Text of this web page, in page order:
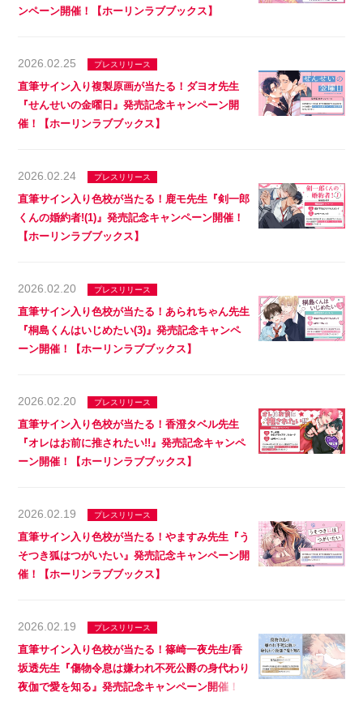
ンペーン開催！【ホーリンラブブックス】
2026.02.25 プレスリリース
直筆サイン入り複製原画が当たる！ダヨオ先生
『せんせいの金曜日』発売記念キャンペーン開
催！【ホーリンラブブックス】
2026.02.24 プレスリリース
直筆サイン入り色校が当たる！鹿モ先生『剣一郎
くんの婚約者!(1)』発売記念キャンペーン開催！
【ホーリンラブブックス】
2026.02.20 プレスリリース
直筆サイン入り色校が当たる！あられちゃん先生
『桐島くんはいじめたい(3)』発売記念キャンペ
ーン開催！【ホーリンラブブックス】
2026.02.20 プレスリリース
直筆サイン入り色校が当たる！香澄タベル先生
『オレはお前に推されたい!!』発売記念キャンペ
ーン開催！【ホーリンラブブックス】
2026.02.19 プレスリリース
直筆サイン入り色校が当たる！やますみ先生『う
そつき狐はつがいたい』発売記念キャンペーン開
催！【ホーリンラブブックス】
2026.02.19 プレスリリース
直筆サイン入り色校が当たる！篠崎一夜先生/香
坂透先生『傷物令息は嫌われ不死公爵の身代わり
夜伽で愛を知る』発売記念キャンペーン開催！